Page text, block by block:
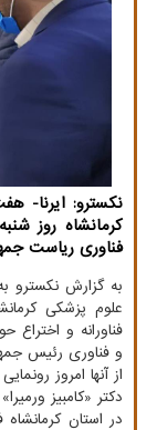
نكسترو: ایرنا-
كرمانشاه روز
فناوری ریاست
به گزارش نکسترو
فناورانه و
و فناوری رئیس
از آنها امروز